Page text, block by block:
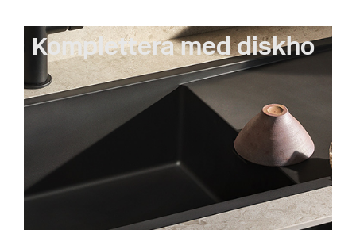
Komplettera med diskho